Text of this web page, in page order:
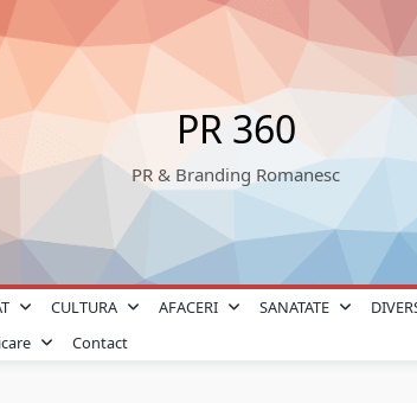
PR 360
PR & Branding Romanesc
CULTURA AFACERI SANATATE
Contact